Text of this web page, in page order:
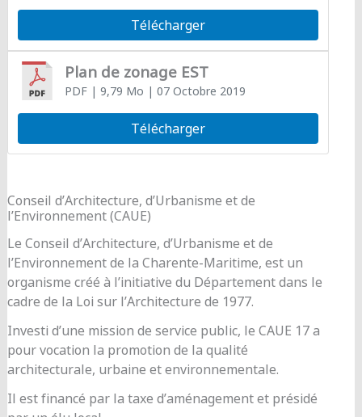
Télécharger
Plan de zonage EST
PDF| 9,79 Mo | 07 Octobre 2019
Télécharger
Conseil d’Architecture, d’Urbanisme et de
l’Environnement (CAUE)
Le Conseil d’Architecture, d’Urbanisme et de
l’Environnement de la Charente-Maritime, est un
organisme créé à l’initiative du Département dans le
cadre de la Loi sur l’Architecture de 1977.
Investi d’une mission de service public, le CAUE 17 a
pour vocation la promotion de la qualité
architecturale, urbaine et environnementale.
Il est financé par la taxe d’aménagement et présidé